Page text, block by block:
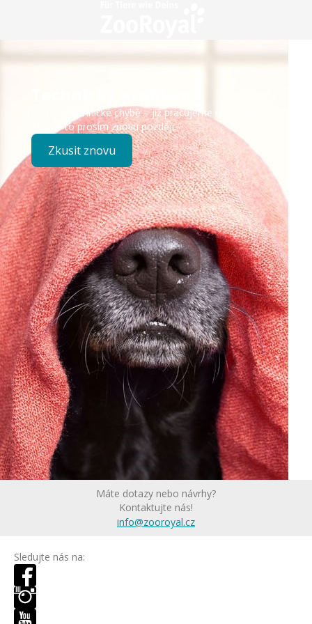
Došlo k technické chybě – již pracujeme na opravě.
Zkuste to prosím znovu později.
Zkusit znovu
Máte dotazy nebo návrhy?
Kontaktujte nás!
info@zooroyal.cz
Sledujte nás na: